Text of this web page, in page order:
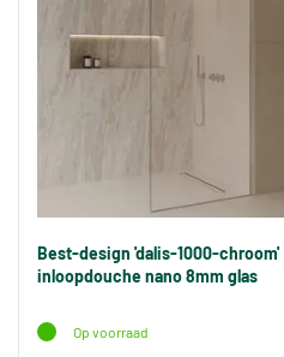
Best-design 'dalis-1000-chroom'
inloopdouche nano 8mm glas
Op voorraad